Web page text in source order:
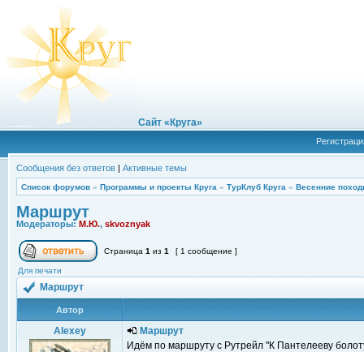
Сайт «Круга»
Сообщения без ответов | Активные темы
Список форумов » Программы и проекты Круга » ТурКлуб Круга » Весенние
Маршрут
Модераторы: М.Ю., skvoznyak
Страница 1 из 1 [ 1 сообщение ]
Для печати
Маршрут
Автор
Alexey
Маршрут
Идём по маршруту с Рутрейл "К Пантелееву